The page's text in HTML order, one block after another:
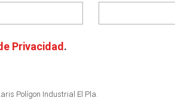
Privacidad .
Polígon Industrial El Pla.